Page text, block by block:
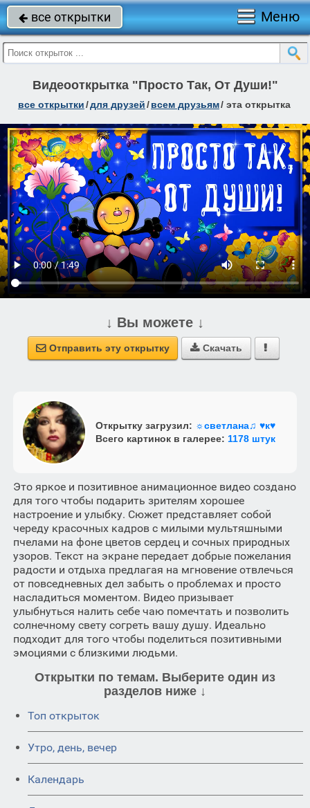
 все открытки Меню
Видеооткрытка "Просто Так, От Души!"
все открытки/для друзей/всем друзьям/ эта открытка
↓ Вы можете ↓
 Отправить эту открытку  Скачать 
Открытку загрузил: ☼светлана♫ ♥к♥
Всего картинок в галерее: 1178 штук
Это яркое и позитивное анимационное видео создано
для того чтобы подарить зрителям хорошее
настроение и улыбку. Сюжет представляет собой
череду красочных кадров с милыми мультяшными
пчелами на фоне цветов сердец и сочных природных
узоров. Текст на экране передает добрые пожелания
радости и отдыха предлагая на мгновение отвлечься
от повседневных дел забыть о проблемах и просто
насладиться моментом. Видео призывает
улыбнуться налить себе чаю помечтать и позволить
солнечному свету согреть вашу душу. Идеально
подходит для того чтобы поделиться позитивными
эмоциями с близкими людьми.
Открытки по темам. Выберите один из
разделов ниже ↓
Топ открыток
Утро, день, вечер
Календарь